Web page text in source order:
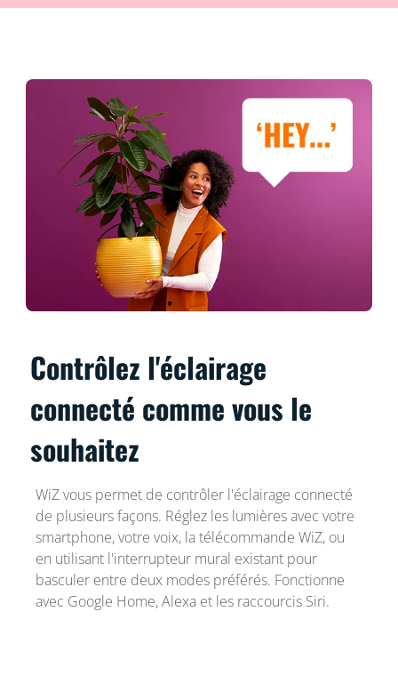
Contrôlez l'éclairage
connecté comme vous le
souhaitez
WiZ vous permet de contrôler l'éclairage connecté
de plusieurs façons. Réglez les lumières avec votre
smartphone, votre voix, la télécommande WiZ, ou
en utilisant l'interrupteur mural existant pour
basculer entre deux modes préférés. Fonctionne
avec Google Home, Alexa et les raccourcis Siri.